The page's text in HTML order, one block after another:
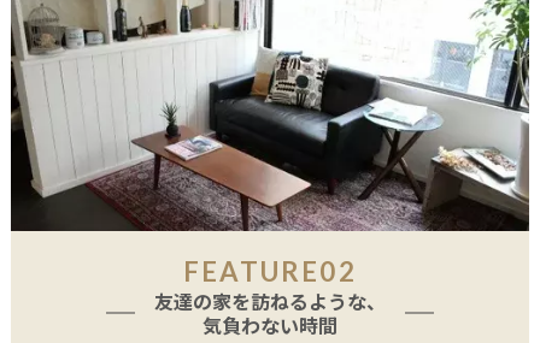
FEATURE02
友達の家を訪ねるような、
気負わない時間